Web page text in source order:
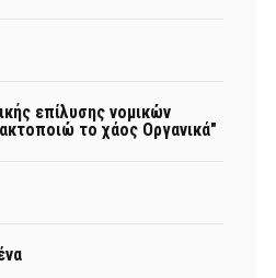
επίλυσης νομικών
το χάος Οργανικά"